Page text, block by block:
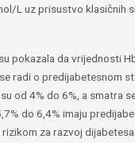
L uz prisustvo klasičnih
pokazala da vrijednosti
radi o predijabetesnom
od 4% do 6%, a smatra
do 6,4% imaju
za razvoj